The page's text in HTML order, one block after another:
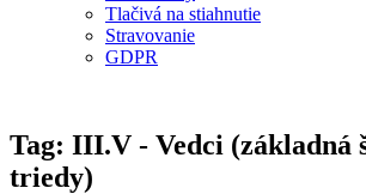
Tlačivá na stiahnutie
Stravovanie
GDPR
Tag: III.V - Vedci (základná
triedy)